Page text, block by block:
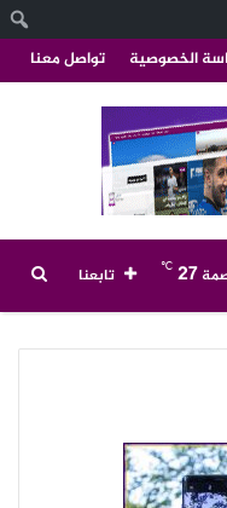
الخصوصية تواصل معنا
بحث
عن
تابعنا 27
℃